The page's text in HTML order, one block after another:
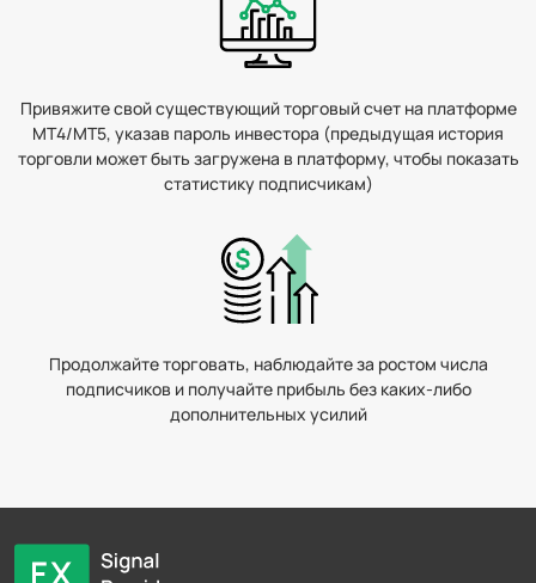
Привяжите свой существующий торговый счет на платформе
MT4/MT5, указав пароль инвестора (предыдущая история
торговли может быть загружена в платформу, чтобы показать
статистику подписчикам)
Продолжайте торговать, наблюдайте за ростом числа
подписчиков и получайте прибыль без каких-либо
дополнительных усилий